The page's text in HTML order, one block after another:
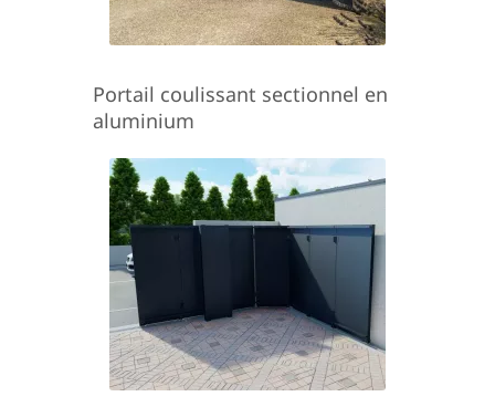
Portail coulissant sectionnel en
aluminium